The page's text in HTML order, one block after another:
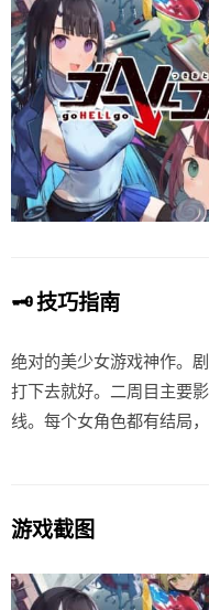
🗝️ 技巧指南
绝对的美少女游戏神作。
打下去就好。二周目主要
线。每个女角色都有结局
游戏截图